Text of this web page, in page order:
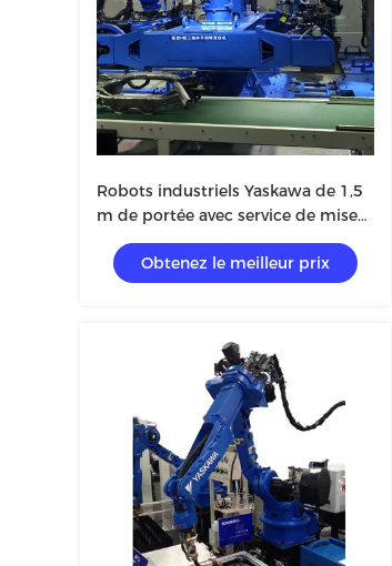
Robots industriels Yaskawa de 1,5
m de portée avec service de mise
en service et de formation
Obtenez le meilleur prix